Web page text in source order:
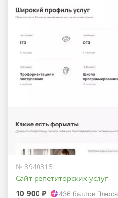
№ 3940315
Сайт репетиторских услуг
10 900 ₽
436баллов Плюса